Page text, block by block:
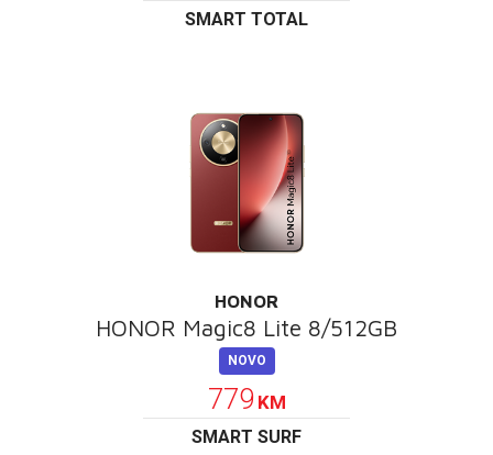
SMART TOTAL
HONOR
HONOR Magic8 Lite 8/512GB
NOVO
779 KM
SMART SURF